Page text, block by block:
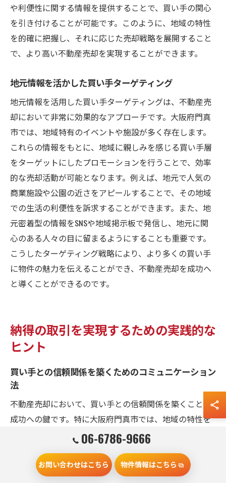
や利便性に関する情報を提供することで、買い手の関心
を引き付けることが可能です。このように、地域の特性
を的確に把握し、それに応じた売却戦略を展開すること
で、より高い不動産売却を実現することができます。
地元情報を活かした買い手ターゲティング
地元情報を活用した買い手ターゲティングは、不動産売
却において非常に効果的なアプローチです。大阪府門真
市では、地域特有のイベントや施設が多く存在します。
これらの情報をもとに、地域に親しみを感じる買い手層
をターゲットにしたプロモーションを行うことで、効率
的な売却活動が可能となります。例えば、地元で人気の
商業施設や公園の近さをアピールすることで、その地域
での生活の利便性を訴求することができます。また、地
元密着型の情報をSNSや地域掲示板で発信し、地元に関
心のある人々の目に留まるようにすることも重要です。
こうしたターゲティング戦略により、より多くの買い手
に物件の魅力を伝えることができ、不動産売却を成功へ
と導くことができるのです。
納得の取引を実現するための実践的な
ヒント
買い手との信頼関係を築くためのコミュニケーション
法
不動産売却において、買い手との信頼関係を築くことは
成功への鍵です。特に大阪府門真市では、地域の特性を
理解し、買い手の心理に寄り添うことが求められます。
報や周辺環境を正直に伝えることで、買い手との信頼が
深まります。また、定期的なコミュニケーションを心掛
06-6786-9666
お問い合わせはこちら 物件情報はこちら